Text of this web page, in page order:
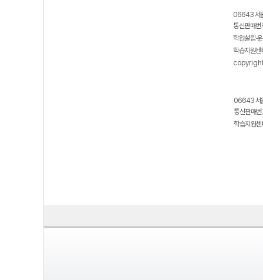
06643 서
통신판매
학원설립·
학습지원
06643 서
통신판매
학습지원